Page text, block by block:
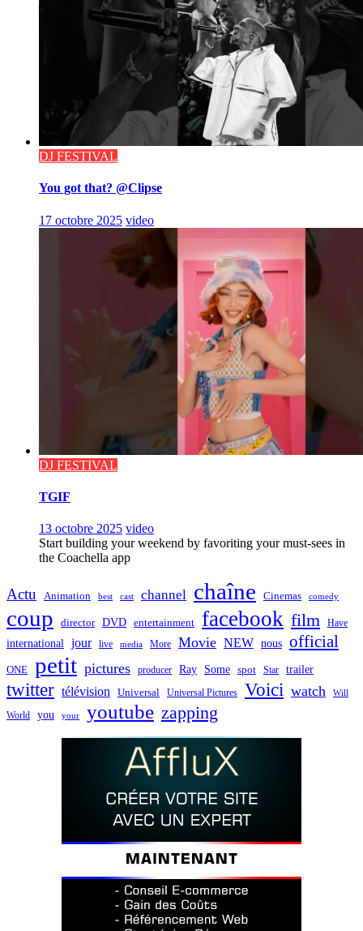
DJ FESTIVAL
You got that? @Clipse
17 octobre 2025 video
DJ FESTIVAL
TGIF
13 octobre 2025 video
Start building your weekend by favoriting your must-sees in
the Coachella app
Actu Animation best cast channel chaîne Cinemas comedy
coup director DVD entertainment facebook film Have
international jour live media More Movie NEW nous official
ONE petit pictures producer Ray Some spot Star trailer
twitter télévision Universal Universal Pictures Voici watch Will
World you your youtube zapping